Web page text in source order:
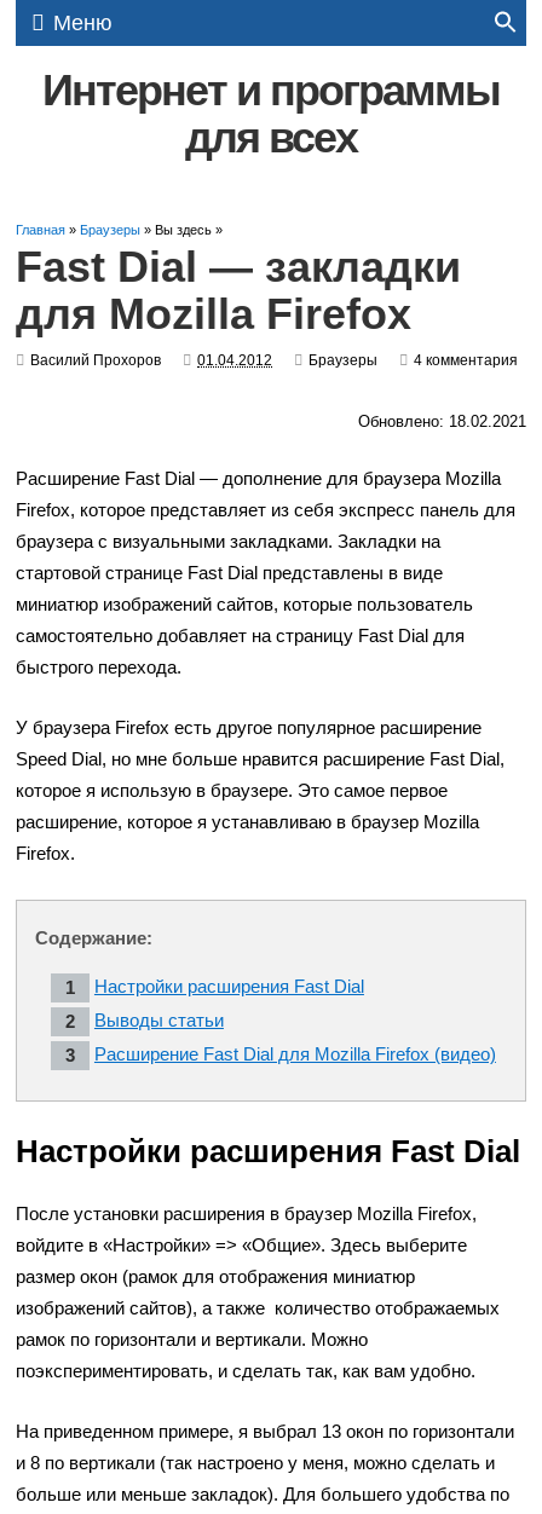
Меню
Интернет и программы
для всех
Главная »Браузеры » Вы здесь »
Fast Dial — закладки
для Mozilla Firefox
Василий Прохоров 01.04.2012 Браузеры 4 комментария
Обновлено: 18.02.2021
Расширение Fast Dial — дополнение для браузера Mozilla
Firefox, которое представляет из себя экспресс панель для
браузера с визуальными закладками. Закладки на
стартовой странице Fast Dial представлены в виде
миниатюр изображений сайтов, которые пользователь
самостоятельно добавляет на страницу Fast Dial для
быстрого перехода.
У браузера Firefox есть другое популярное расширение
Speed Dial, но мне больше нравится расширение Fast Dial,
которое я использую в браузере. Это самое первое
расширение, которое я устанавливаю в браузер Mozilla
Firefox.
Содержание:
Настройки расширения Fast Dial
Выводы статьи
Расширение Fast Dial для Mozilla Firefox (видео)
Настройки расширения Fast Dial
После установки расширения в браузер Mozilla Firefox,
войдите в «Настройки» => «Общие». Здесь выберите
размер окон (рамок для отображения миниатюр
изображений сайтов), а также количество отображаемых
рамок по горизонтали и вертикали. Можно
поэкспериментировать, и сделать так, как вам удобно.
На приведенном примере, я выбрал 13 окон по горизонтали
и 8 по вертикали (так настроено у меня, можно сделать и
больше или меньше закладок). Для большего удобства по